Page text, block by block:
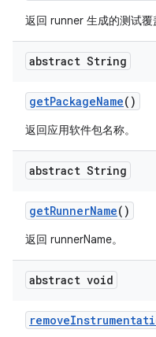
返回 runner 生成的测试覆
abstract String
getPackageName()
返回应用软件包名称。
abstract String
getRunnerName()
返回 runnerName。
abstract void
remove